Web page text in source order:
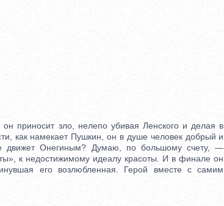
зло, нелепо убивая Ленского и делая в
как намекает Пушкин, он в душе человек добрый и
движет Онегиным? Думаю, по большому счету, —
к недостижимому идеалу красоты. И в финале он
его возлюбленная. Герой вместе с самим